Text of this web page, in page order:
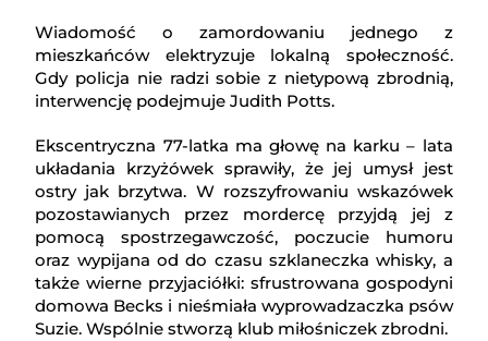
Wiadomość o zamordowaniu jednego z
mieszkańców elektryzuje lokalną społeczność.
Gdy policja nie radzi sobie z nietypową zbrodnią,
interwencję podejmuje Judith Potts.
Ekscentryczna 77-latka ma głowę na karku – lata
układania krzyżówek sprawiły, że jej umysł jest
ostry jak brzytwa. W rozszyfrowaniu wskazówek
pozostawianych przez mordercę przyjdą jej z
pomocą spostrzegawczość, poczucie humoru
oraz wypijana od do czasu szklaneczka whisky, a
także wierne przyjaciółki: sfrustrowana gospodyni
domowa Becks i nieśmiała wyprowadzaczka psów
Suzie. Wspólnie stworzą klub miłośniczek zbrodni.